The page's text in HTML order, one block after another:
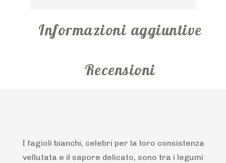
Informazioni aggiuntive
Recensioni
I fagioli bianchi, celebri per la loro consistenza
vellutata e il sapore delicato, sono tra i legumi